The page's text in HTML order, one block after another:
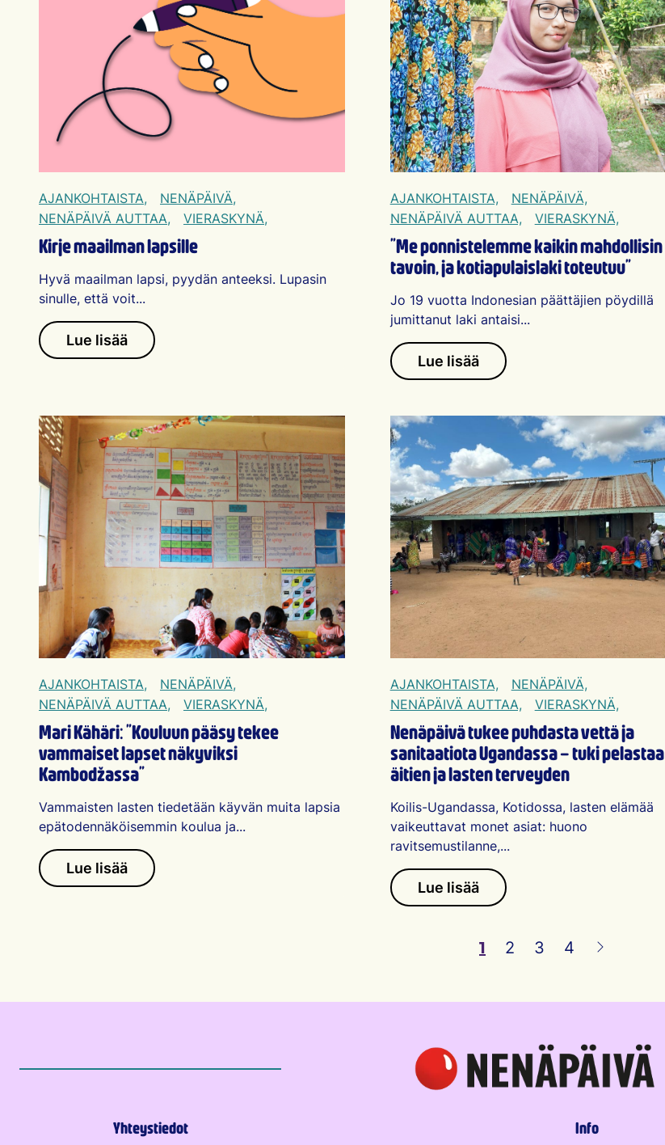
AJANKOHTAISTA,
NENÄPÄIVÄ,
NENÄPÄIVÄ AUTTAA,
VIERASKYNÄ,
Kirje maailman lapsille
Hyvä maailman lapsi, pyydän anteeksi. Lupasin
sinulle, että voit...
Lue lisää
AJANKOHTAISTA,
NENÄPÄIVÄ,
NENÄPÄIVÄ AUTTAA,
VIERASKYNÄ,
”Me ponnistelemme kaikin mahdollisin
tavoin, ja kotiapulaislaki toteutuu”
Jo 19 vuotta Indonesian päättäjien pöydillä
jumittanut laki antaisi...
Lue lisää
AJANKOHTAISTA,
NENÄPÄIVÄ,
NENÄPÄIVÄ AUTTAA,
VIERASKYNÄ,
Mari Kähäri: ”Kouluun pääsy tekee
vammaiset lapset näkyviksi
Kambodžassa”
Vammaisten lasten tiedetään käyvän muita lapsia
epätodennäköisemmin koulua ja...
Lue lisää
AJANKOHTAISTA,
NENÄPÄIVÄ,
NENÄPÄIVÄ AUTTAA,
VIERASKYNÄ,
Nenäpäivä tukee puhdasta vettä ja
sanitaatiota Ugandassa – tuki pelastaa
äitien ja lasten terveyden
Koilis-Ugandassa, Kotidossa, lasten elämää
vaikeuttavat monet asiat: huono
ravitsemustilanne,...
Lue lisää
1 2 3 4
Yhteystiedot Info